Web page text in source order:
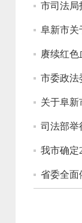
市司法局
阜新市关
赓续红
市委政法
关于阜新
司法部举
我市确定
省委全面